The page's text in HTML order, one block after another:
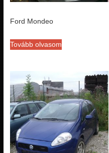
Ford Mondeo
Tovább olvasom